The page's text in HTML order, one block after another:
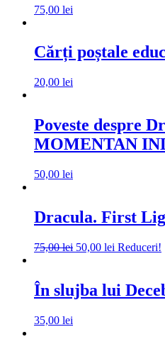
75,00 lei
Cărți poștale
20,00 lei
Poveste despre
MOMENTAN
50,00 lei
Dracula. First
75,00lei Prețul
fost:
75,00 lei.
50,00 lei Prețul
50,00 lei.
Reduceri!
În slujba lui
35,00 lei